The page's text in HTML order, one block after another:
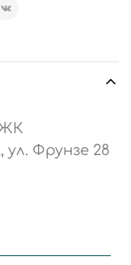
Фрунзе 28